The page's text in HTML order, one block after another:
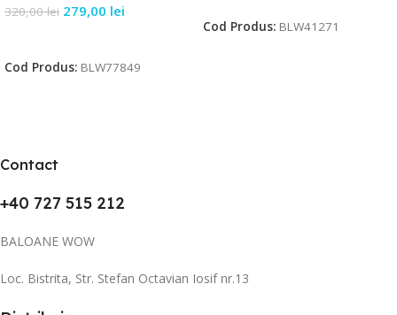
320,00lei 279,00 lei
Cod Produs: BLW77849
Cod Produs: BLW41271
Contact
+40 727 515 212
BALOANE WOW
Loc. Bistrita, Str. Stefan Octavian Iosif nr.13